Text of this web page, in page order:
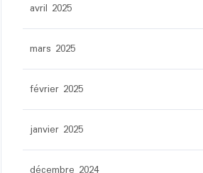
avril 2025
mars 2025
février 2025
janvier 2025